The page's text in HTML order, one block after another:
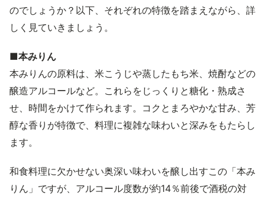
のでしょうか？以下、それぞれの特徴を踏まえながら、詳
しく見ていきましょう。
■本みりん
本みりんの原料は、米こうじや蒸したもち米、焼酎などの
醸造アルコールなど。これらをじっくりと糖化・熟成さ
せ、時間をかけて作られます。コクとまろやかな甘み、芳
醇な香りが特徴で、料理に複雑な味わいと深みをもたらし
ます。
和食料理に欠かせない奥深い味わいを醸し出すこの「本み
りん」ですが、アルコール度数が約14％前後で酒税の対